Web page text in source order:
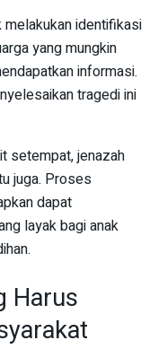
identifikasi
yang mungkin
informasi.
tragedi ini
setempat, jenazah
juga. Proses
dapat
layak bagi anak
Harus